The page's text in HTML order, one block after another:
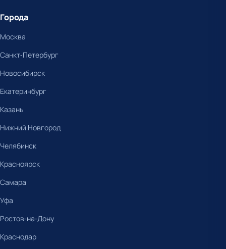
Города
Москва
Санкт-Петербург
Новосибирск
Екатеринбург
Казань
Нижний Новгород
Челябинск
Красноярск
Самара
Уфа
Ростов-на-Дону
Краснодар